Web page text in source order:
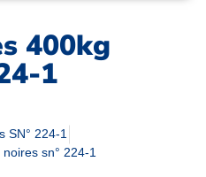
400kg
1
SN° 224-1
sn° 224-1